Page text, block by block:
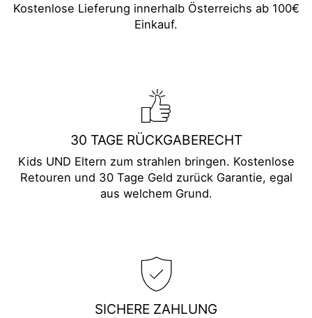
Kostenlose Lieferung innerhalb Österreichs ab 100€
Einkauf.
30 TAGE RÜCKGABERECHT
Kids UND Eltern zum strahlen bringen. Kostenlose
Retouren und 30 Tage Geld zurück Garantie, egal
aus welchem Grund.
SICHERE ZAHLUNG